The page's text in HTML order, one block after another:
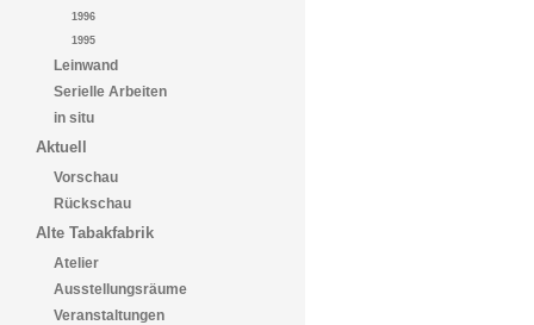
1996
1995
Leinwand
Serielle Arbeiten
in situ
Aktuell
Vorschau
Rückschau
Alte Tabakfabrik
Atelier
Ausstellungsräume
Veranstaltungen